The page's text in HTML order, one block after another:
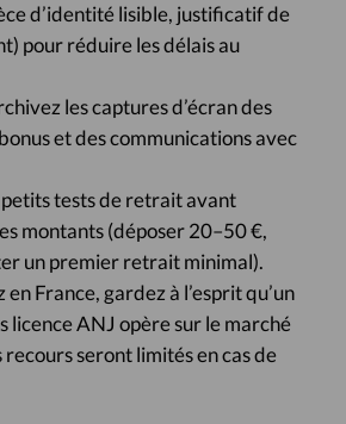
d’identité lisible, justificatif de
pour réduire les délais au
les captures d’écran des
et des communications avec
tests de retrait avant
montants (déposer 20–50 €,
un premier retrait minimal).
en France, gardez à l’esprit qu’un
licence ANJ opère sur le marché
recours seront limités en cas de